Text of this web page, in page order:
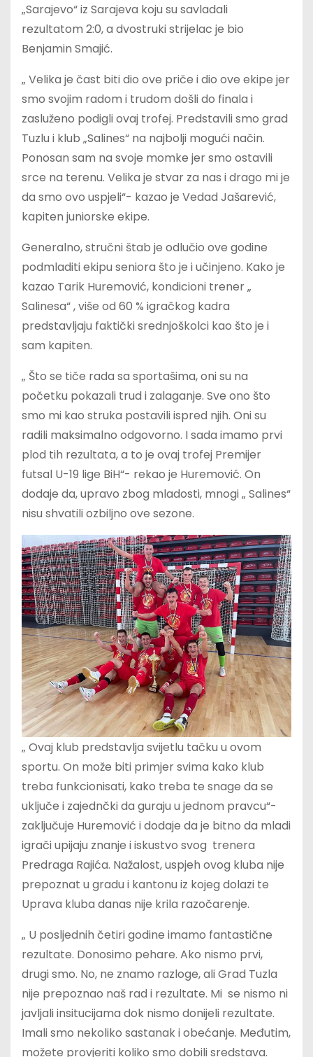
„Sarajevo“ iz Sarajeva koju su savladali
rezultatom 2:0, a dvostruki strijelac je bio
Benjamin Smajić.
„ Velika je čast biti dio ove priče i dio ove ekipe jer
smo svojim radom i trudom došli do finala i
zasluženo podigli ovaj trofej. Predstavili smo grad
Tuzlu i klub „Salines“ na najbolji mogući način.
Ponosan sam na svoje momke jer smo ostavili
srce na terenu. Velika je stvar za nas i drago mi je
da smo ovo uspjeli“- kazao je Vedad Jašarević,
kapiten juniorske ekipe.
Generalno, stručni štab je odlučio ove godine
podmladiti ekipu seniora što je i učinjeno. Kako je
kazao Tarik Huremović, kondicioni trener „
Salinesa“ , više od 60 % igračkog kadra
predstavljaju faktički srednjoškolci kao što je i
sam kapiten.
„ Što se tiče rada sa sportašima, oni su na
početku pokazali trud i zalaganje. Sve ono što
smo mi kao struka postavili ispred njih. Oni su
radili maksimalno odgovorno. I sada imamo prvi
plod tih rezultata, a to je ovaj trofej Premijer
futsal U-19 lige BiH“- rekao je Huremović. On
dodaje da, upravo zbog mladosti, mnogi „ Salines“
nisu shvatili ozbiljno ove sezone.
„ Ovaj klub predstavlja svijetlu tačku u ovom
sportu. On može biti primjer svima kako klub
treba funkcionisati, kako treba te snage da se
uključe i zajednčki da guraju u jednom pravcu“-
zaključuje Huremović i dodaje da je bitno da mladi
igrači upijaju znanje i iskustvo svog trenera
Predraga Rajića. Nažalost, uspjeh ovog kluba nije
prepoznat u gradu i kantonu iz kojeg dolazi te
Uprava kluba danas nije krila razočarenje.
„ U posljednih četiri godine imamo fantastične
rezultate. Donosimo pehare. Ako nismo prvi,
drugi smo. No, ne znamo razloge, ali Grad Tuzla
nije prepoznao naš rad i rezultate. Mi se nismo ni
javljali insitucijama dok nismo donijeli rezultate.
Imali smo nekoliko sastanak i obećanje. Međutim,
možete provjeriti koliko smo dobili sredstava.